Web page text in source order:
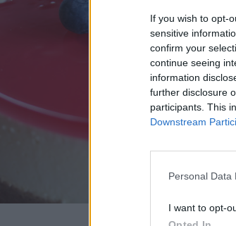
If you wish to opt-
sensitive
confirm your
continue seeing
information
further disclosure
participants. This
Downstream
Personal Data
I want to opt-